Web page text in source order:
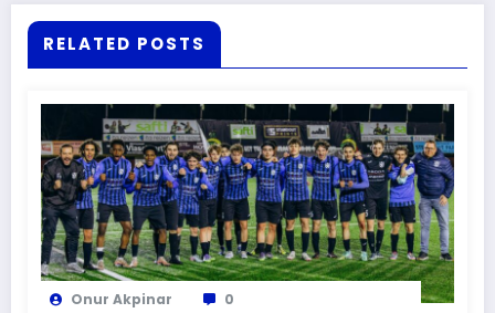
RELATED POSTS
Onur Akpinar 0